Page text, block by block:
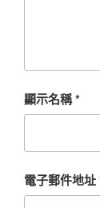
顯示名稱*
電子郵件地址